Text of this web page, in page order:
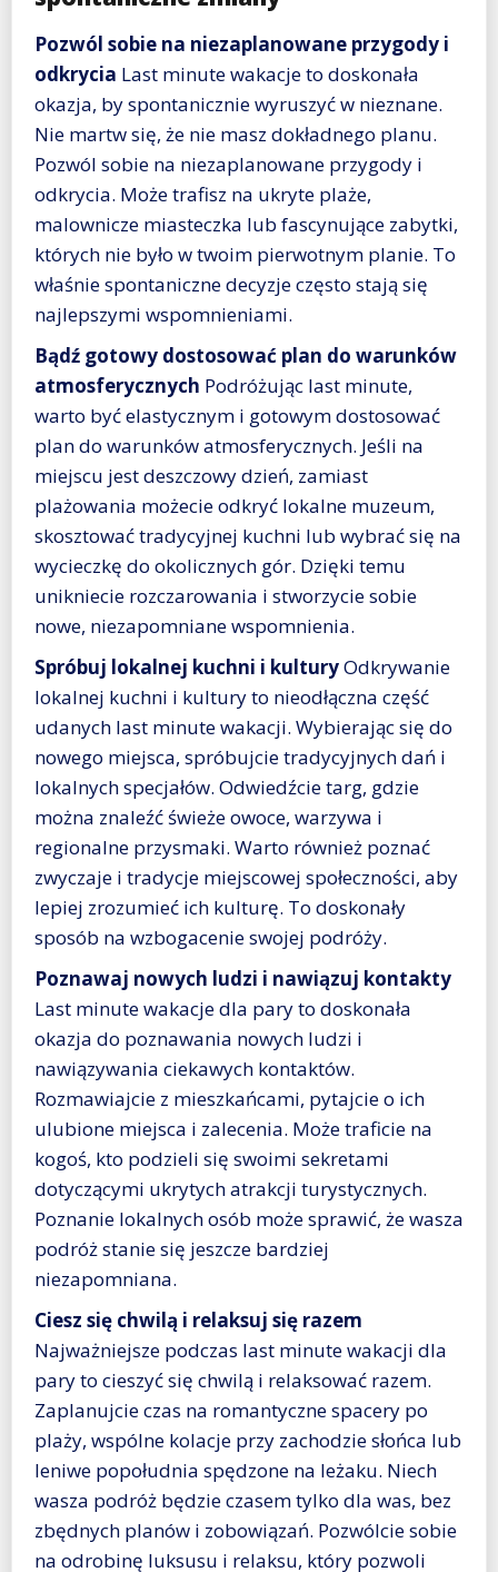
Pozwól sobie na niezaplanowane przygody i
odkrycia Last minute wakacje to doskonała
okazja, by spontanicznie wyruszyć w nieznane.
Nie martw się, że nie masz dokładnego planu.
Pozwól sobie na niezaplanowane przygody i
odkrycia. Może trafisz na ukryte plaże,
malownicze miasteczka lub fascynujące zabytki,
których nie było w twoim pierwotnym planie. To
właśnie spontaniczne decyzje często stają się
najlepszymi wspomnieniami.
Bądź gotowy dostosować plan do warunków
atmosferycznych Podróżując last minute,
warto być elastycznym i gotowym dostosować
plan do warunków atmosferycznych. Jeśli na
miejscu jest deszczowy dzień, zamiast
plażowania możecie odkryć lokalne muzeum,
skosztować tradycyjnej kuchni lub wybrać się na
wycieczkę do okolicznych gór. Dzięki temu
unikniecie rozczarowania i stworzycie sobie
nowe, niezapomniane wspomnienia.
Spróbuj lokalnej kuchni i kulturyOdkrywanie
lokalnej kuchni i kultury to nieodłączna część
udanych last minute wakacji. Wybierając się do
nowego miejsca, spróbujcie tradycyjnych dań i
lokalnych specjałów. Odwiedźcie targ, gdzie
można znaleźć świeże owoce, warzywa i
regionalne przysmaki. Warto również poznać
zwyczaje i tradycje miejscowej społeczności, aby
lepiej zrozumieć ich kulturę. To doskonały
sposób na wzbogacenie swojej podróży.
Poznawaj nowych ludzi i nawiązuj kontakty
Last minute wakacje dla pary to doskonała
okazja do poznawania nowych ludzi i
nawiązywania ciekawych kontaktów.
Rozmawiajcie z mieszkańcami, pytajcie o ich
ulubione miejsca i zalecenia. Może traficie na
kogoś, kto podzieli się swoimi sekretami
dotyczącymi ukrytych atrakcji turystycznych.
Poznanie lokalnych osób może sprawić, że wasza
podróż stanie się jeszcze bardziej
niezapomniana.
Ciesz się chwilą i relaksuj się razem
Najważniejsze podczas last minute wakacji dla
pary to cieszyć się chwilą i relaksować razem.
Zaplanujcie czas na romantyczne spacery po
plaży, wspólne kolacje przy zachodzie słońca lub
leniwe popołudnia spędzone na leżaku. Niech
wasza podróż będzie czasem tylko dla was, bez
zbędnych planów i zobowiązań. Pozwólcie sobie
na odrobinę luksusu i relaksu, który pozwoli